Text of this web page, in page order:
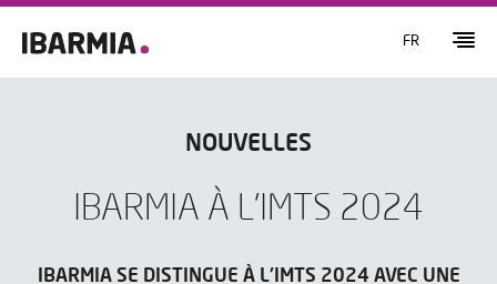
FR
NOUVELLES
IBARMIA À L'IMTS 2024
IBARMIA SE DISTINGUE À L'IMTS 2024 AVEC UNE